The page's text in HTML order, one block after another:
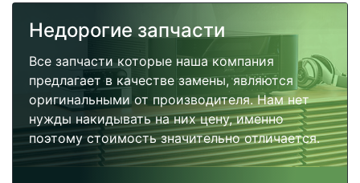
Недорогие запчасти
Все запчасти которые наша компания
предлагает в качестве замены, являются
оригинальными от производителя. Нам нет
нужды накидывать на них цену, именно
поэтому стоимость значительно отличается.